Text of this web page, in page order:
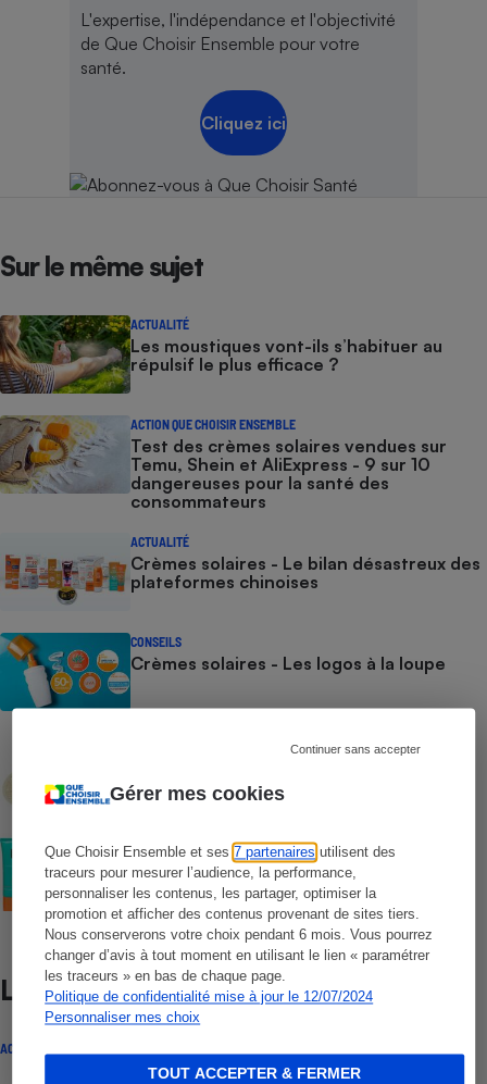
Gérer mes cookies
Que Choisir Ensemble et ses7 partenaires utilisent des
traceurs pour mesurer l’audience, la performance,
personnaliser les contenus, les partager, optimiser la
promotion et afficher des contenus provenant de sites tiers.
Nous conserverons votre choix pendant 6 mois. Vous pourrez
changer d’avis à tout moment en utilisant le lien « paramétrer
les traceurs » en bas de chaque page.
Politique de confidentialité mise à jour le 12/07/2024
Personnaliser mes choix
Continuer sans accepter
TOUT ACCEPTER & FERMER
L'expertise, l'indépendance et l'objectivité
de Que Choisir Ensemble pour votre
santé.
Cliquez ici
Sur le même sujet
ACTUALITÉ
Les moustiques vont-ils s’habituer au
répulsif le plus efficace ?
ACTION QUE CHOISIR ENSEMBLE
Test des crèmes solaires vendues sur
Temu, Shein et AliExpress - 9 sur 10
dangereuses pour la santé des
consommateurs
ACTUALITÉ
Crèmes solaires - Le bilan désastreux des
plateformes chinoises
CONSEILS
Crèmes solaires - Les logos à la loupe
COMMENT NOUS TESTONS
Crèmes solaires visage - Le protocole
Lire aussi
ACTUALITÉ